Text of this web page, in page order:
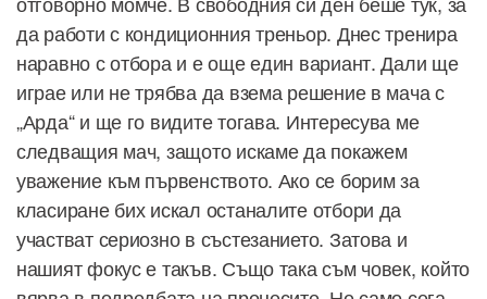
да работи с кондиционния треньор. Днес тренира
наравно с отбора и е още един вариант. Дали ще
играе или не трябва да взема решение в мача с
„Арда“ и ще го видите тогава. Интересува ме
следващия мач, защото искаме да покажем
уважение към първенството. Ако се борим за
класиране бих искал останалите отбори да
участват сериозно в състезанието. Затова и
нашият фокус е такъв. Също така съм човек, който